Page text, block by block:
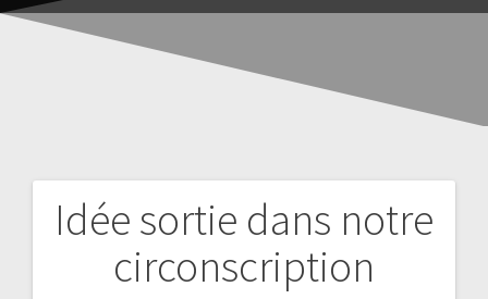
Idée sortie dans notre
circonscription